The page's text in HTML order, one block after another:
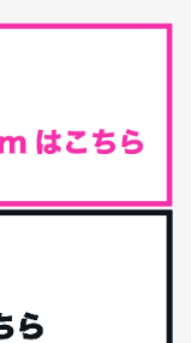
と〜〜〜っても美
の腸活完全版！
ばん大事！だと私
ているんだけど確か
ふるさと納税」の返